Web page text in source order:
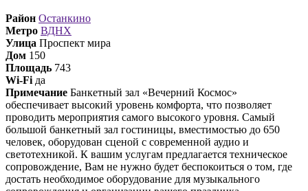
Район Останкино
Метро ВДНХ
Улица Проспект мира
Дом 150
Площадь 743
Wi-Fi да
Примечание Банкетный зал «Вечерний Космос»
обеспечивает высокий уровень комфорта, что позволяет
проводить мероприятия самого высокого уровня. Самый
большой банкетный зал гостиницы, вместимостью до 650
человек, оборудован сценой с современной аудио и
светотехникой. К вашим услугам предлагается техническое
сопровождение, Вам не нужно будет беспокоиться о том, где
достать необходимое оборудование для музыкального